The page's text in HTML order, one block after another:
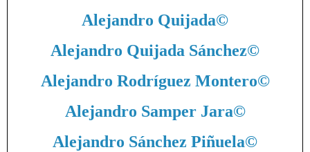
Alejandro Quijada©
Alejandro Quijada Sánchez©
Alejandro Rodríguez Montero©
Alejandro Samper Jara©
Alejandro Sánchez Piñuela©